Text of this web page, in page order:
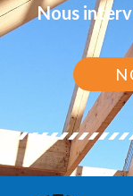
Nous